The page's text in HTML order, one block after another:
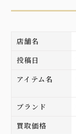
店舗名
投稿日
アイテム名
ブランド
買取価格